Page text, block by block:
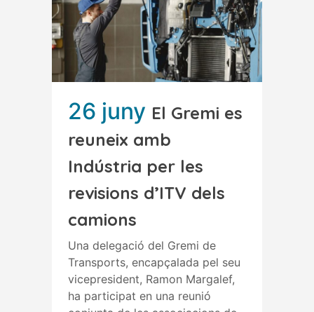
26 juny El Gremi es
reuneix amb
Indústria per les
revisions d’ITV dels
camions
Una delegació del Gremi de
Transports, encapçalada pel seu
vicepresident, Ramon Margalef,
ha participat en una reunió